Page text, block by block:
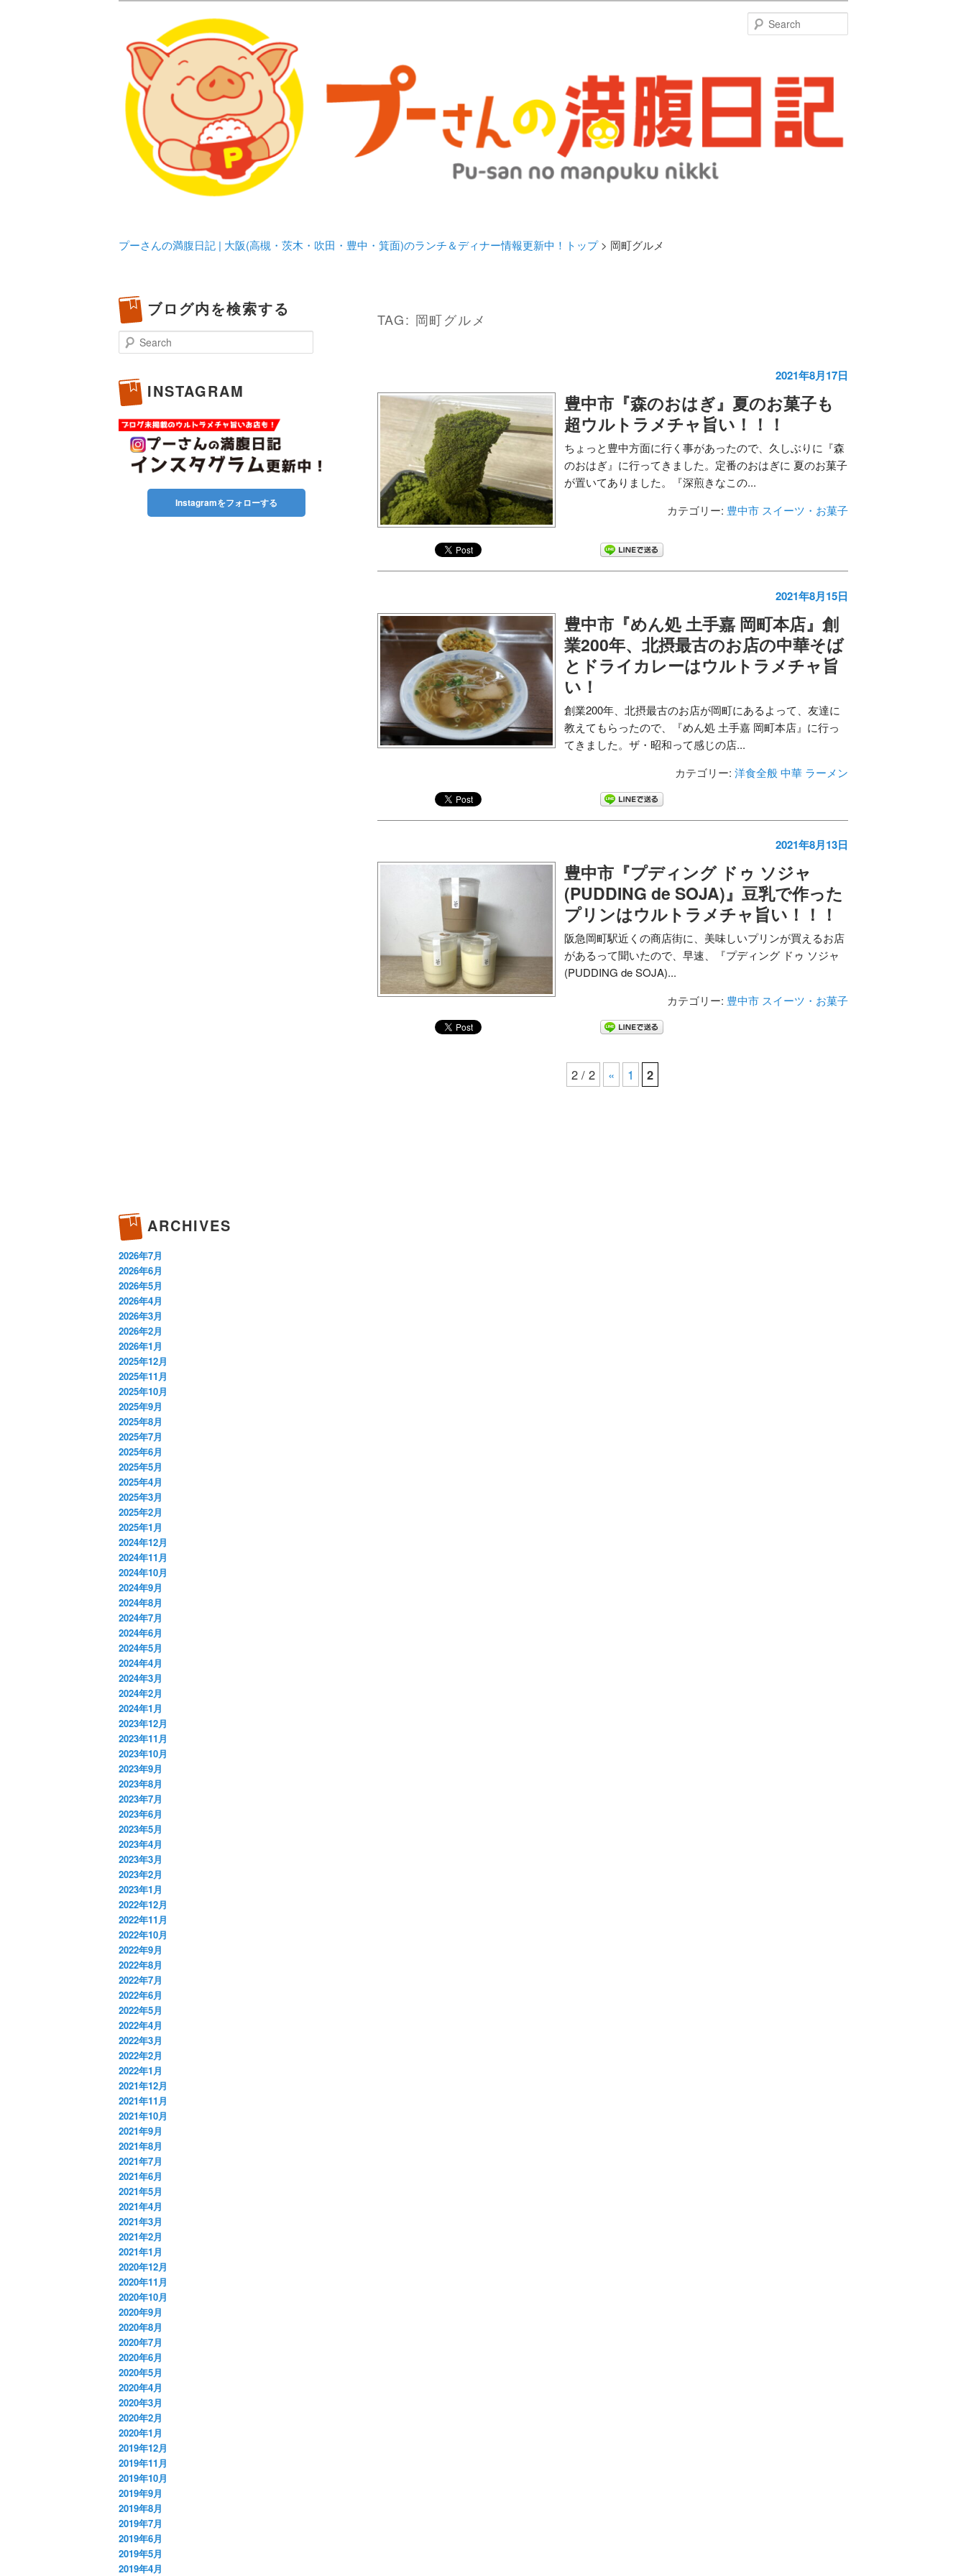
プーさんの満腹日記 | 大阪(高槻・茨木・吹田・
豊中・箕面)のランチ＆ディナー情報更新中！
化してます。
プーさんの満腹日記 | 大阪(高槻・茨木・吹田・豊中・箕面)のランチ＆ディナー情報更新中！トップ> 岡町グルメ
TAG: 岡町グルメ
2021年8月17日
豊中市『森のおはぎ』夏のお菓子も
超ウルトラメチャ旨い！！！
ちょっと豊中方面に行く事があったので、久しぶりに『森
のおはぎ』に行ってきました。定番のおはぎに 夏のお菓子
が置いてありました。『深煎きなこの...
カテゴリー: 豊中市 スイーツ・お菓子
2021年8月15日
豊中市『めん処 土手嘉 岡町本店』創
業200年、北摂最古のお店の中華そば
とドライカレーはウルトラメチャ旨
い！
創業200年、北摂最古のお店が岡町にあるよって、友達に
教えてもらったので、『めん処 土手嘉 岡町本店』に行っ
てきました。ザ・昭和って感じの店...
カテゴリー: 洋食全般 中華 ラーメン
2021年8月13日
豊中市『プディング ドゥ ソジャ
(PUDDING de SOJA)』豆乳で作った
プリンはウルトラメチャ旨い！！！
阪急岡町駅近くの商店街に、美味しいプリンが買えるお店
があるって聞いたので、早速、『プディング ドゥ ソジャ
(PUDDING de SOJA)...
カテゴリー: 豊中市 スイーツ・お菓子
2 / 2 « 1 2
ブログ内を検索する
Search
INSTAGRAM
Instagramをフォローする
ARCHIVES
2026年7月
2026年6月
2026年5月
2026年4月
2026年3月
2026年2月
2026年1月
2025年12月
2025年11月
2025年10月
2025年9月
2025年8月
2025年7月
2025年6月
2025年5月
2025年4月
2025年3月
2025年2月
2025年1月
2024年12月
2024年11月
2024年10月
2024年9月
2024年8月
2024年7月
2024年6月
2024年5月
2024年4月
2024年3月
2024年2月
2024年1月
2023年12月
2023年11月
2023年10月
2023年9月
2023年8月
2023年7月
2023年6月
2023年5月
2023年4月
2023年3月
2023年2月
2023年1月
2022年12月
2022年11月
2022年10月
2022年9月
2022年8月
2022年7月
2022年6月
2022年5月
2022年4月
2022年3月
2022年2月
2022年1月
2021年12月
2021年11月
2021年10月
2021年9月
2021年8月
2021年7月
2021年6月
2021年5月
2021年4月
2021年3月
2021年2月
2021年1月
2020年12月
2020年11月
2020年10月
2020年9月
2020年8月
2020年7月
2020年6月
2020年5月
2020年4月
2020年3月
2020年2月
2020年1月
2019年12月
2019年11月
2019年10月
2019年9月
2019年8月
2019年7月
2019年6月
2019年5月
2019年4月